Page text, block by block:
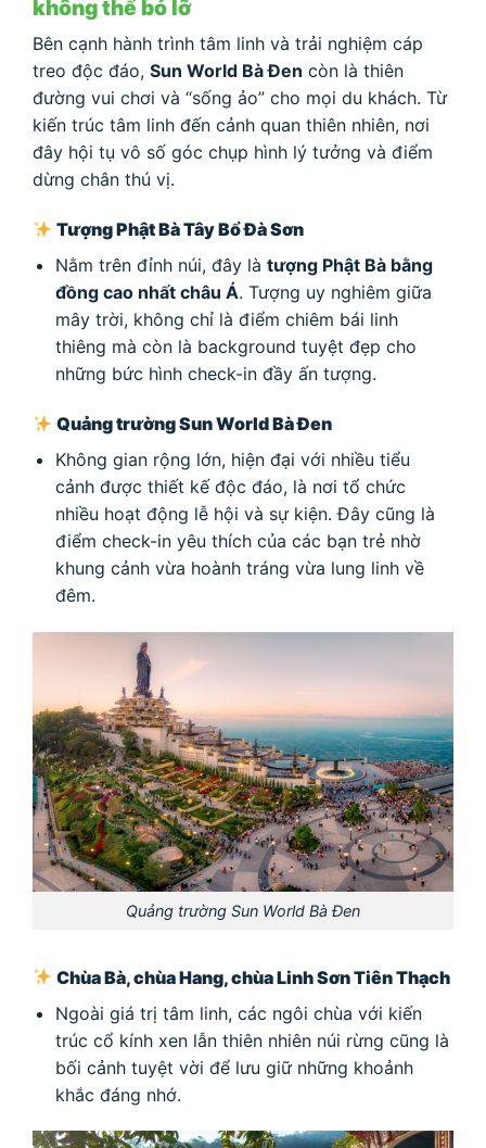
không thể bỏ lỡ
Bên cạnh hành trình tâm linh và trải nghiệm cáp
treo độc đáo, Sun World Bà Đen còn là thiên
đường vui chơi và “sống ảo” cho mọi du khách. Từ
kiến trúc tâm linh đến cảnh quan thiên nhiên, nơi
đây hội tụ vô số góc chụp hình lý tưởng và điểm
dừng chân thú vị.
Tượng Phật Bà Tây Bổ Đà Sơn
Nằm trên đỉnh núi, đây là tượng Phật Bà bằng
đồng cao nhất châu Á. Tượng uy nghiêm giữa
mây trời, không chỉ là điểm chiêm bái linh
thiêng mà còn là background tuyệt đẹp cho
những bức hình check-in đầy ấn tượng.
Quảng trường Sun World Bà Đen
Không gian rộng lớn, hiện đại với nhiều tiểu
cảnh được thiết kế độc đáo, là nơi tổ chức
nhiều hoạt động lễ hội và sự kiện. Đây cũng là
điểm check-in yêu thích của các bạn trẻ nhờ
khung cảnh vừa hoành tráng vừa lung linh về
đêm.
Quảng trường Sun World Bà Đen
Chùa Bà, chùa Hang, chùa Linh Sơn Tiên Thạch
Ngoài giá trị tâm linh, các ngôi chùa với kiến
trúc cổ kính xen lẫn thiên nhiên núi rừng cũng là
bối cảnh tuyệt vời để lưu giữ những khoảnh
khắc đáng nhớ.